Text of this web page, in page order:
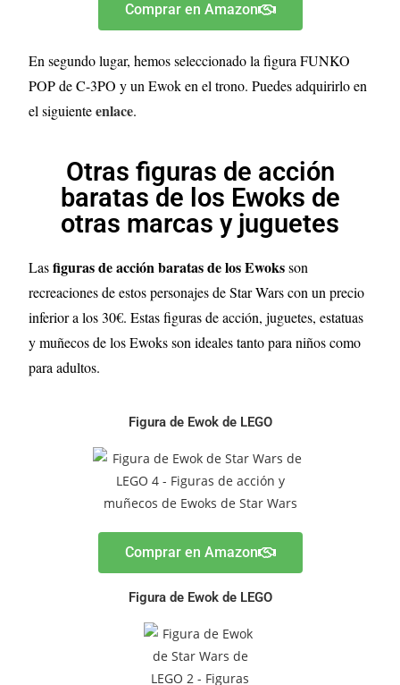
Comprar en Amazon
En segundo lugar, hemos seleccionado la figura FUNKO
POP de C-3PO y un Ewok en el trono. Puedes adquirirlo en
el siguienteenlace.
Otras figuras de acción
baratas de los Ewoks de
otras marcas y juguetes
Lasfiguras de acción baratas de los Ewoksson
recreaciones de estos personajes de Star Wars con un precio
inferior a los 30€. Estas figuras de acción, juguetes, estatuas
y muñecos de los Ewoks son ideales tanto para niños como
para adultos.
Figura de Ewok de LEGO
Comprar en Amazon
Figura de Ewok de LEGO